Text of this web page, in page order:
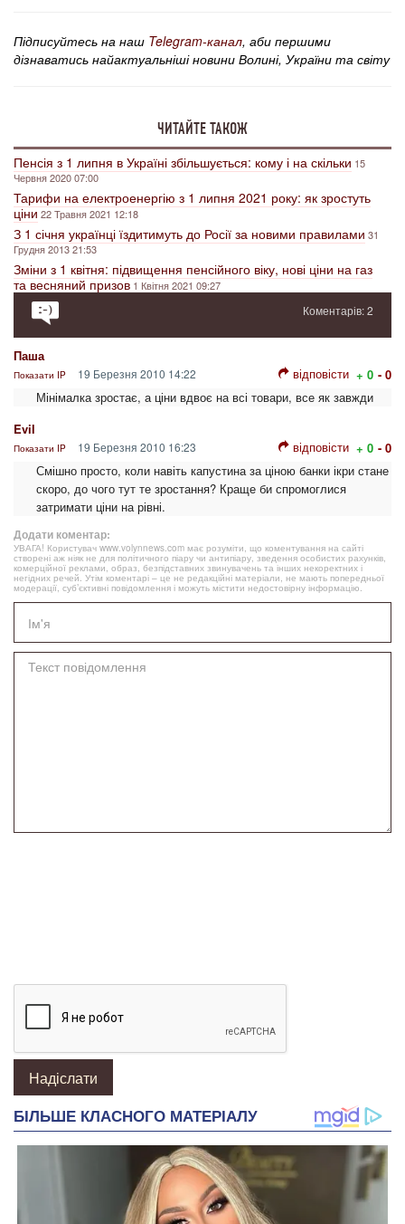
Підписуйтесь на наш Telegram-канал, аби першими
дізнаватись найактуальніші новини Волині, України та світу
ЧИТАЙТЕ ТАКОЖ
Пенсія з 1 липня в Україні збільшується: кому і на скільки 15
Червня 2020 07:00
Тарифи на електроенергію з 1 липня 2021 року: як зростуть
ціни22 Травня 2021 12:18
З 1 січня українці їздитимуть до Росії за новими правилами 31
Грудня 2013 21:53
Зміни з 1 квітня: підвищення пенсійного віку, нові ціни на газ
та весняний призов 1 Квітня 2021 09:27
Коментарів: 2
Паша
Показати IP 19 Березня 2010 14:22 відповісти + 0 - 0
Мінімалка зростає, а ціни вдвоє на всі товари, все як завжди
Evil
Показати IP 19 Березня 2010 16:23 відповісти + 0 - 0
Смішно просто, коли навіть капустина за ціною банки ікри стане
скоро, до чого тут те зростання? Краще би спромоглися
затримати ціни на рівні.
Додати коментар:
УВАГА! Користувач www.volynnews.com має розуміти, що коментування на сайті
створені аж ніяк не для політичного піару чи антипіару, зведення особистих рахунків,
комерційної реклами, образ, безпідставних звинувачень та інших некоректних і
негідних речей. Утім коментарі – це не редакційні матеріали, не мають попередньої
модерації, суб’єктивні повідомлення і можуть містити недостовірну інформацію.